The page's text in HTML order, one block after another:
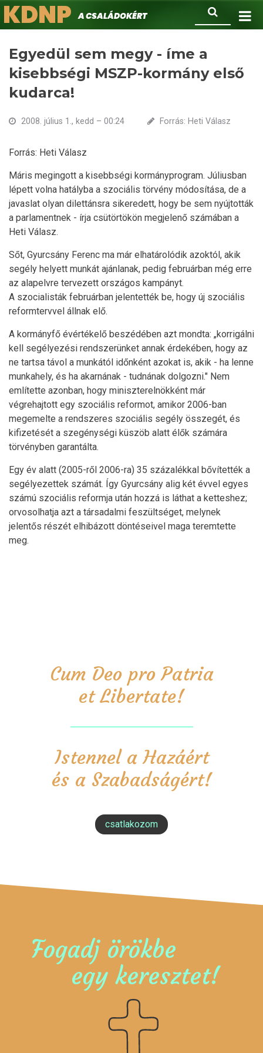
Ugrás
a
Keresés
KDNPA családokért.
Egyedül sem megy - íme a
kisebbségi MSZP-kormány első
kudarca!
2008. július 1., kedd – 00:24 Forrás: Heti Válasz
Forrás: Heti Válasz
Máris megingott a kisebbségi kormányprogram. Júliusban
lépett volna hatályba a szociális törvény módosítása, de a
javaslat olyan dilettánsra sikeredett, hogy be sem nyújtották
a parlamentnek - írja csütörtökön megjelenő számában a
Heti Válasz.
Sőt, Gyurcsány Ferenc ma már elhatárolódik azoktól, akik
segély helyett munkát ajánlanak, pedig februárban még erre
az alapelvre tervezett országos kampányt.
A szocialisták februárban jelentették be, hogy új szociális
reformtervvel állnak elő.
A kormányfő évértékelő beszédében azt mondta: „korrigálni
kell segélyezési rendszerünket annak érdekében, hogy az
ne tartsa távol a munkától időnként azokat is, akik - ha lenne
munkahely, és ha akarnának - tudnának dolgozni." Nem
említette azonban, hogy miniszterelnökként már
végrehajtott egy szociális reformot, amikor 2006-ban
megemelte a rendszeres szociális segély összegét, és
kifizetését a szegénységi küszöb alatt élők számára
törvényben garantálta.
Egy év alatt (2005-ről 2006-ra) 35 százalékkal bővítették a
segélyezettek számát. Így Gyurcsány alig két évvel egyes
számú szociális reformja után hozzá is láthat a ketteshez;
orvosolhatja azt a társadalmi feszültséget, melynek
jelentős részét elhibázott döntéseivel maga teremtette
meg.
Cum Deo pro Patria
et Libertate!
Istennel a Hazáért
és a Szabadságért!
csatlakozom
Fogadj örökbe
egy keresztet!